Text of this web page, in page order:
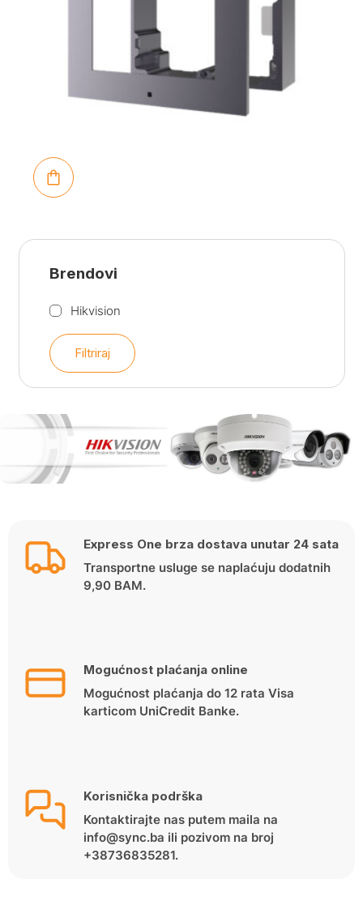
Brendovi
Hikvision
Filtriraj
Express One brza dostava unutar 24 sata
Transportne usluge se naplaćuju dodatnih
9,90 BAM.
Mogućnost plaćanja online
Mogućnost plaćanja do 12 rata Visa
karticom UniCredit Banke.
Korisnička podrška
Kontaktirajte nas putem maila na
info@sync.ba ili pozivom na broj
+38736835281.